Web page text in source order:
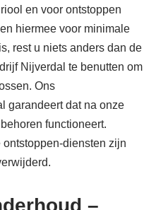
en voor ontstoppen
hiermee voor minimale
rest u niets anders dan de
Nijverdal te benutten om
Ons
garandeert dat na onze
functioneert.
diensten zijn
–